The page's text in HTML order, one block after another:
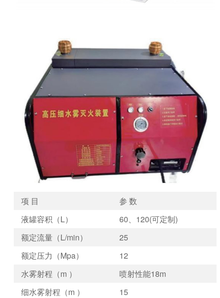
项 目
参 数
液罐容积（L）
60、120(可定制)
额定流量（L/min）
25
额定压力（Mpa）
12
水雾射程（m ）
喷射性能18m
细水雾射程（m ）
15